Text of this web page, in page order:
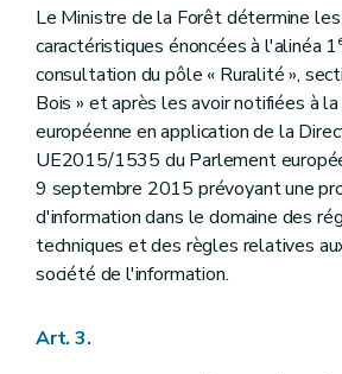
Le Ministre de la Forêt détermine
caractéristiques énoncées à l'alinéa 1
consultation du pôle « Ruralité »,
Bois » et après les avoir notifiées à la
européenne en application de la
UE2015/1535 du Parlement
9 septembre 2015 prévoyant une
d'information dans le domaine des
techniques et des règles relatives
société de l'information.
Art. 3.